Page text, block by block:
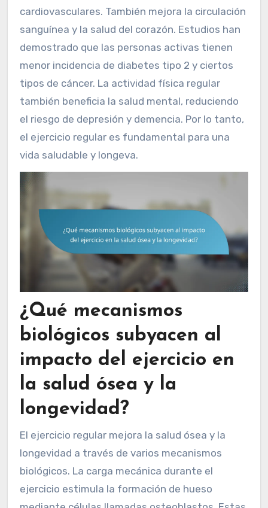
cardiovasculares. También mejora la circulación
sanguínea y la salud del corazón. Estudios han
demostrado que las personas activas tienen
menor incidencia de diabetes tipo 2 y ciertos
tipos de cáncer. La actividad física regular
también beneficia la salud mental, reduciendo
el riesgo de depresión y demencia. Por lo tanto,
el ejercicio regular es fundamental para una
vida saludable y longeva.
¿Qué mecanismos
biológicos subyacen al
impacto del ejercicio en
la salud ósea y la
longevidad?
El ejercicio regular mejora la salud ósea y la
longevidad a través de varios mecanismos
biológicos. La carga mecánica durante el
ejercicio estimula la formación de hueso